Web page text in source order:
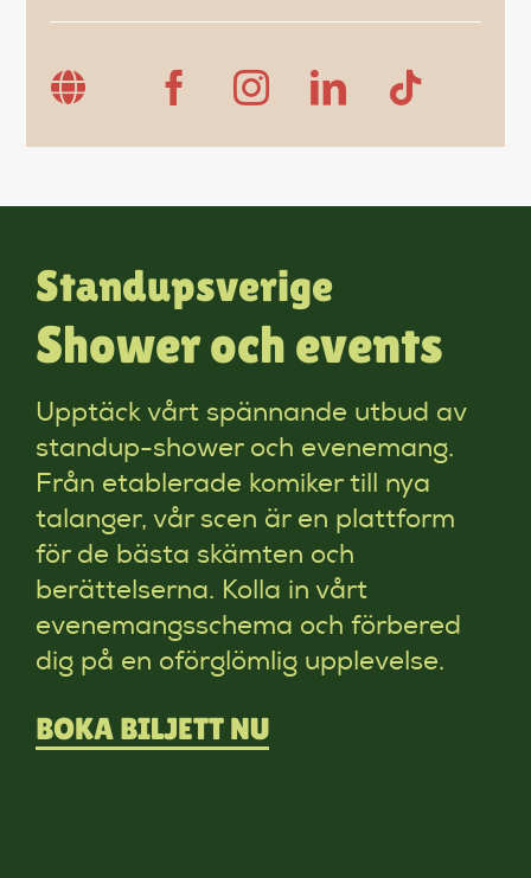
Standupsverige
Shower och events
Upptäck vårt spännande utbud av
standup-shower och evenemang.
Från etablerade komiker till nya
talanger, vår scen är en plattform
för de bästa skämten och
berättelserna. Kolla in vårt
evenemangsschema och förbered
dig på en oförglömlig upplevelse.
BOKA BILJETT NU